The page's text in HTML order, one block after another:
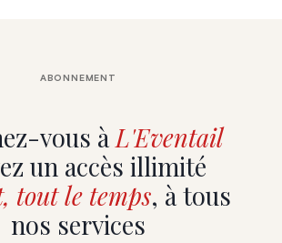
vous àL'Eventail
un accès illimité
tout le temps, à tous
nos services
ABONNEMENT